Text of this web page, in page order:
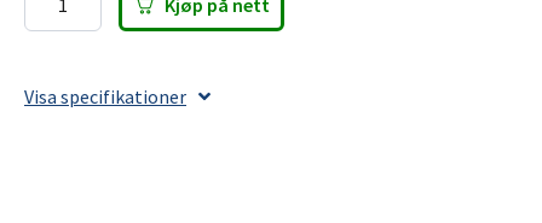
Kuleholder,
M8
Visa specifikationer